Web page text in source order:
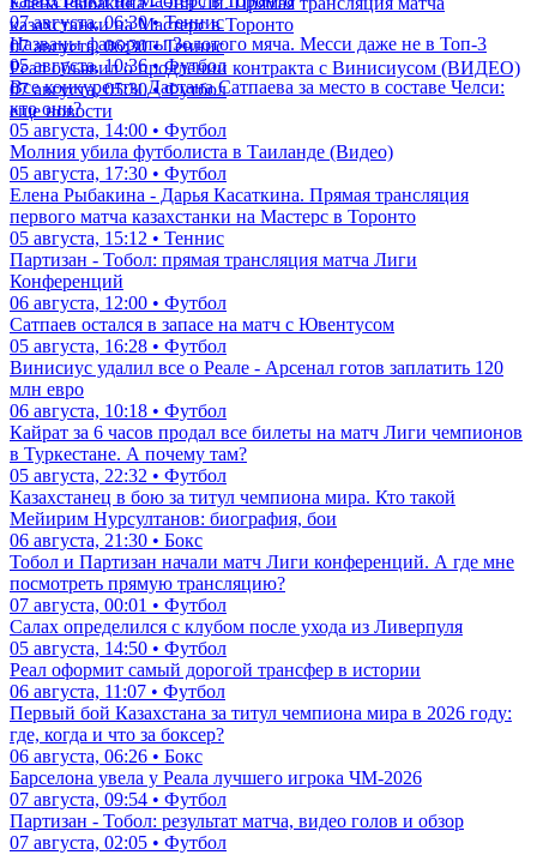
казахстанки на Мастерс в Торонто
07 августа, 06:30 • Теннис
Реал объявил о продлении контракта с Винисиусом (ВИДЕО)
07 августа, 05:30 • Футбол
еще новости
07 августа, 06:30 • Теннис
Названы фавориты Золотого мяча. Месси даже не в Топ-3
05 августа, 10:36 • Футбол
Все конкуренты Дастана Сатпаева за место в составе Челси:
кто они?
05 августа, 14:00 • Футбол
Молния убила футболиста в Таиланде (Видео)
05 августа, 17:30 • Футбол
Елена Рыбакина - Дарья Касаткина. Прямая трансляция
первого матча казахстанки на Мастерс в Торонто
05 августа, 15:12 • Теннис
Партизан - Тобол: прямая трансляция матча Лиги
Конференций
06 августа, 12:00 • Футбол
Сатпаев остался в запасе на матч с Ювентусом
05 августа, 16:28 • Футбол
Винисиус удалил все о Реале - Арсенал готов заплатить 120
млн евро
06 августа, 10:18 • Футбол
Кайрат за 6 часов продал все билеты на матч Лиги чемпионов
в Туркестане. А почему там?
05 августа, 22:32 • Футбол
Казахстанец в бою за титул чемпиона мира. Кто такой
Мейирим Нурсултанов: биография, бои
06 августа, 21:30 • Бокс
Тобол и Партизан начали матч Лиги конференций. А где мне
посмотреть прямую трансляцию?
07 августа, 00:01 • Футбол
Салах определился с клубом после ухода из Ливерпуля
05 августа, 14:50 • Футбол
Реал оформит самый дорогой трансфер в истории
06 августа, 11:07 • Футбол
Первый бой Казахстана за титул чемпиона мира в 2026 году:
где, когда и что за боксер?
06 августа, 06:26 • Бокс
Барселона увела у Реала лучшего игрока ЧМ-2026
07 августа, 09:54 • Футбол
Партизан - Тобол: результат матча, видео голов и обзор
07 августа, 02:05 • Футбол